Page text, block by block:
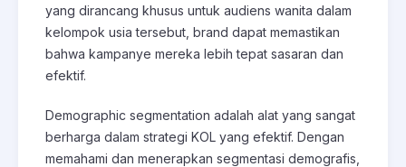
yang dirancang khusus untuk audiens wanita dalam
kelompok usia tersebut, brand dapat memastikan
bahwa kampanye mereka lebih tepat sasaran dan
efektif.
Demographic segmentation adalah alat yang sangat
berharga dalam strategi KOL yang efektif. Dengan
memahami dan menerapkan segmentasi demografis,